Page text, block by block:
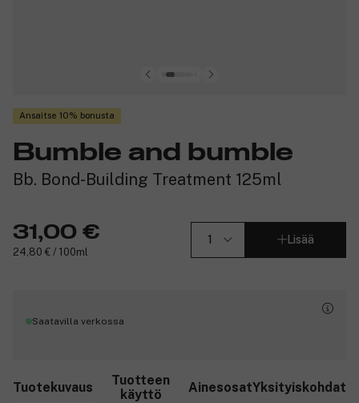
Ansaitse 10% bonusta
Bumble and bumble
Bb. Bond-Building Treatment 125ml
31,00 €
24,80 € / 100ml
Lisää
Saatavilla verkossa
Tuotekuvaus
Tuotteen
käyttö
AinesosatYksityiskohdat